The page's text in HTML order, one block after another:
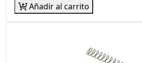
Añadir al carrito